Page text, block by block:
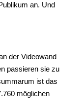
an. Und
der Videowand
passieren sie zu
ist das
möglichen